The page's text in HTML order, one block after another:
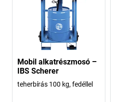
Mobil alkatrészmosó –
IBS Scherer
teherbírás 100 kg, fedéllel